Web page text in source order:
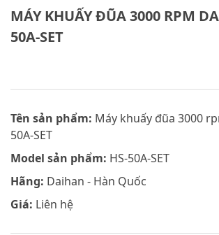
MÁY KHUẤY ĐŨA 3000 RPM
50A-SET
Tên sản phẩm: Máy khuấy đũa 3000
50A-SET
Model sản phẩm: HS-50A-SET
Hãng: Daihan - Hàn Quốc
Giá: Liên hệ